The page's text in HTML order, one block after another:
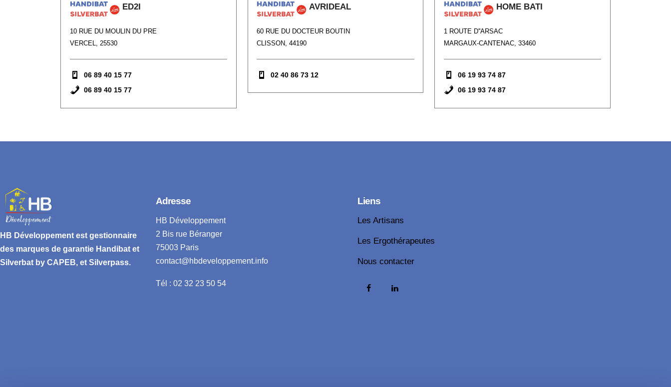
ED2I
10 RUE DU MOULIN DU PRE
VERCEL, 25530
06 89 40 15 77
06 89 40 15 77
AVRIDEAL
60 RUE DU DOCTEUR BOUTIN
CLISSON, 44190
02 40 86 73 12
HOME BATI
1 ROUTE D''ARSAC
MARGAUX-CANTENAC, 33460
06 19 93 74 87
06 19 93 74 87
HB Développement est gestionnaire
des marques de garantie Handibat et
Silverbat by CAPEB, et Silverpass.
Adresse
HB Développement
2 Bis rue Béranger
75003 Paris
contact@hbdeveloppement.info
Tél : 02 32 23 50 54
Liens
Les Artisans
Les Ergothérapeutes
Nous contacter